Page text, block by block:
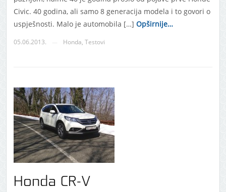
Civic. 40 godina, ali samo 8 generacija modela i to govori o
uspješnosti. Malo je automobila […] Opširnije…
05.06.2013. Honda, Testovi
Honda CR-V